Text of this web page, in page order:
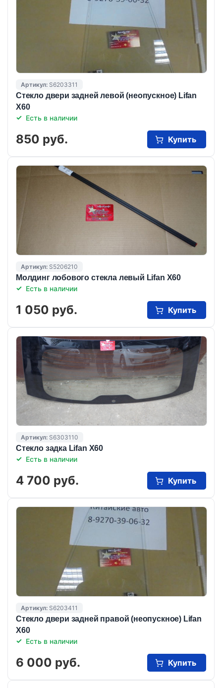
Артикул: S6203311
Стекло двери задней левой (неопускное) Lifan
X60
Есть в наличии
850 руб. Купить
Артикул: S5206210
Молдинг лобового стекла левый Lifan X60
Есть в наличии
1 050 руб. Купить
Артикул: S6303110
Стекло задка Lifan X60
Есть в наличии
4 700 руб. Купить
Артикул: S6203411
Стекло двери задней правой (неопускное) Lifan
X60
Есть в наличии
6 000 руб. Купить